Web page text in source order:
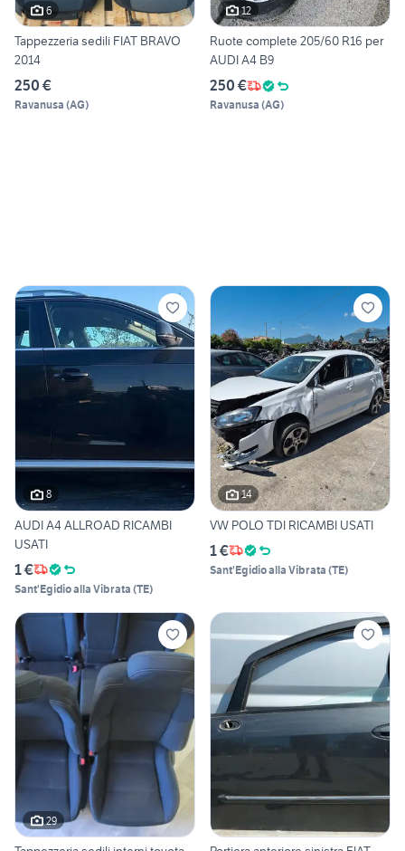
6
Tappezzeria sedili FIAT BRAVO
2014
250 €
Ravanusa (AG)
12
Ruote complete 205/60 R16 per
AUDI A4 B9
250 €
Ravanusa (AG)
8
AUDI A4 ALLROAD RICAMBI
USATI
1 €
Sant'Egidio alla Vibrata (TE)
14
VW POLO TDI RICAMBI USATI
1 €
Sant'Egidio alla Vibrata (TE)
29